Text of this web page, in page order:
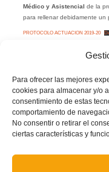
Para ofrecer las mejores
cookies para almacenar y/o
consentimiento de estas
comportamiento de
No consentir o retirar el
ciertas características y
Médico y Asistencial de la
para rellenar debidamente un
PROTOCOLO ACTUACION 2019-20
Twitter
MUPRESFE
PUBLICADO EN